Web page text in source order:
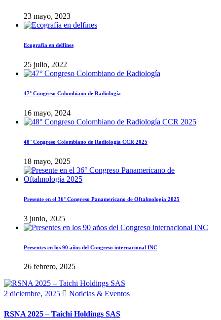
23 mayo, 2023
Ecografía en delfines
25 julio, 2022
47° Congreso Colombiano de Radiología
16 mayo, 2024
48° Congreso Colombiano de Radiología CCR 2025
18 mayo, 2025
Presente en el 36° Congreso Panamericano de Oftalmología 2025
3 junio, 2025
Presentes en los 90 años del Congreso internacional INC
26 febrero, 2025
2 diciembre, 2025 Noticias & Eventos
RSNA 2025 – Taichi Holdings SAS